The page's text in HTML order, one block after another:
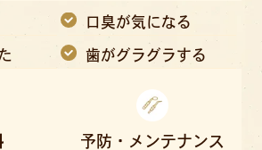
口臭が気になる
歯がグラグラする
予防・メンテナンス